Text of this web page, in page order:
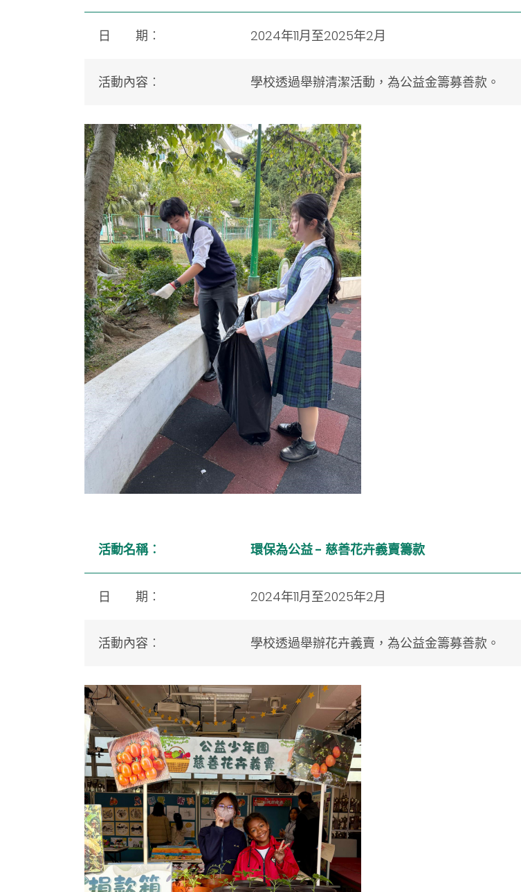
日 期 ︰ 2024年11月至2025年2月
活動內容 ︰ 學校透過舉辦清潔活動，為公益金籌募善款。
活動名稱︰ 環保為公益 - 慈善花卉義賣籌款
日 期 ︰ 2024年11月至2025年2月
活動內容 ︰ 學校透過舉辦花卉義賣，為公益金籌募善款。